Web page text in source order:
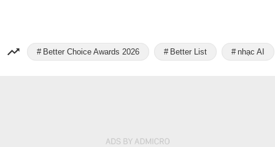
Better Choice Awards 2026 Better List nhạc AI